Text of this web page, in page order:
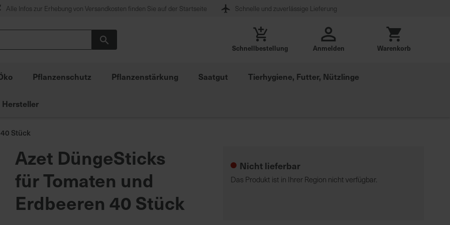
Alle Infos zur Erhebung von Versandkosten finden Sie auf der Startseite Schnelle und zuverlässige Lieferung
Schnellbestellung Anmelden Warenkorb
Pflanzenschutz Pflanzenstärkung Saatgut Tierhygiene, Futter, Nützlinge
Hersteller
Stück
Azet DüngeSticks
für Tomaten und
Erdbeeren 40 Stück
Nicht lieferbar
Das Produkt ist in Ihrer Region nicht verfügbar.